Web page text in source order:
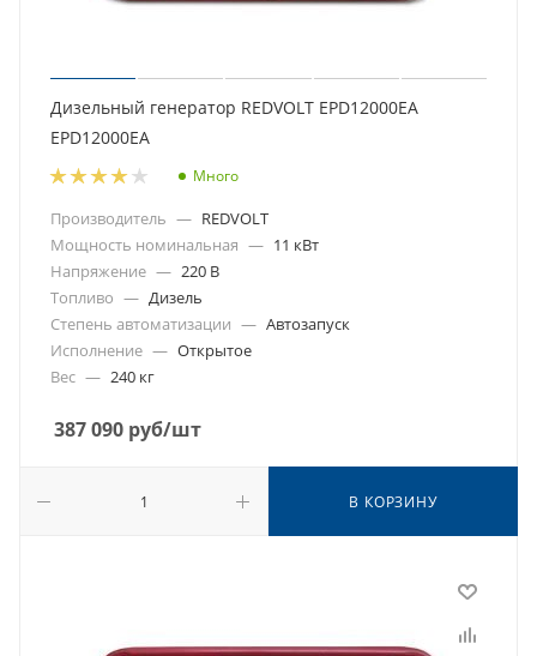
Дизельный генератор REDVOLT EPD12000EA
EPD12000EA
Много
Производитель — REDVOLT
Мощность номинальная — 11 кВт
Напряжение — 220 В
Топливо — Дизель
Степень автоматизации — Автозапуск
Исполнение — Открытое
Вес — 240 кг
387 090 руб/шт
В КОРЗИНУ